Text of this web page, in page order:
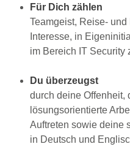
Für Dich zählen
Teamgeist, Reise-
Interesse, in
im Bereich IT Security
Du überzeugst
durch deine Offenheit,
lösungsorientierte
Auftreten sowie deine
in Deutsch und